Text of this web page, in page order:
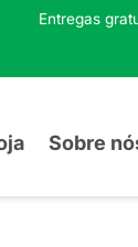
Entregas
Sobre